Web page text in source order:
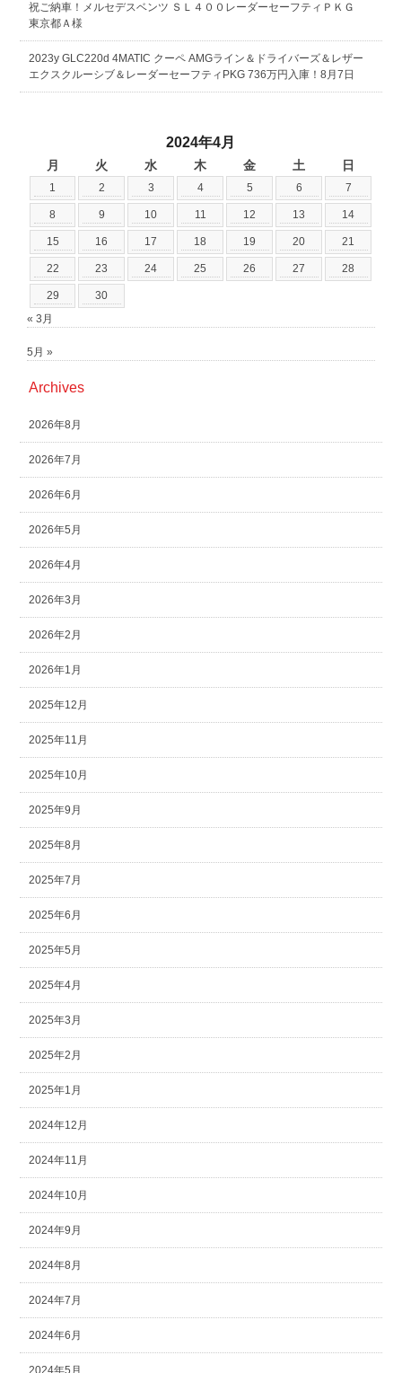
祝ご納車！メルセデスベンツ ＳＬ４００レーダーセーフティＰＫＧ
東京都Ａ様
2023y GLC220d 4MATIC クーペ AMGライン＆ドライバーズ＆レザー
エクスクルーシブ＆レーダーセーフティPKG 736万円入庫！8月7日
2024年4月
月 火 水 木 金 土 日
1 2 3 4 5 6 7
8 9 10 11 12 13 14
15 16 17 18 19 20 21
22 23 24 25 26 27 28
29
30
« 3月
5月 »
Archives
2026年8月
2026年7月
2026年6月
2026年5月
2026年4月
2026年3月
2026年2月
2026年1月
2025年12月
2025年11月
2025年10月
2025年9月
2025年8月
2025年7月
2025年6月
2025年5月
2025年4月
2025年3月
2025年2月
2025年1月
2024年12月
2024年11月
2024年10月
2024年9月
2024年8月
2024年7月
2024年6月
2024年5月